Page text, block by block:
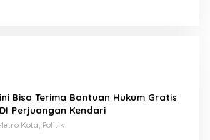
Bisa Terima Bantuan Hukum Gratis
Perjuangan Kendari
Kota, Politik